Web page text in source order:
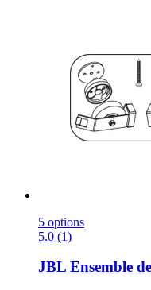
5 options
5.0 (1)
JBL Ensemble